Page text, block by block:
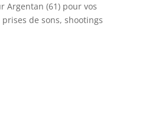
Argentan (61) pour vos
de sons, shootings